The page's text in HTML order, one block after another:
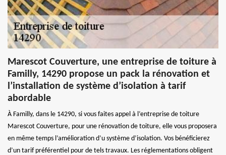
Marescot Couverture, une entreprise de toiture à
Familly, 14290 propose un pack la rénovation et
l’installation de système d’isolation à tarif
abordable
À Familly, dans le 14290, si vous faites appel à l’entreprise de toiture
Marescot Couverture, pour une rénovation de toiture, elle vous proposera
en même temps l’amélioration d’u système d’isolation. Vos bénéficierez
d’un tarif préférentiel pour de tels travaux. Les réglementations obligent